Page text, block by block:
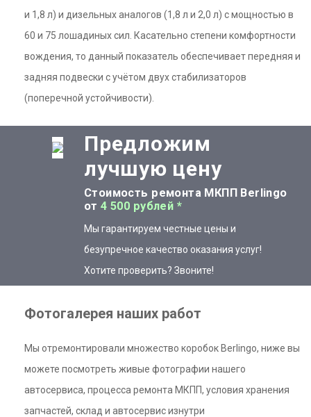
и 1,8 л) и дизельных аналогов (1,8 л и 2,0 л) с мощностью в
60 и 75 лошадиных сил. Касательно степени комфортности
вождения, то данный показатель обеспечивает передняя и
задняя подвески с учётом двух стабилизаторов
(поперечной устойчивости).
Предложим
лучшую цену
Стоимость ремонта МКПП Berlingo
от4 500 рублей *
Мы гарантируем честные цены и
безупречное качество оказания услуг!
Хотите проверить? Звоните!
Фотогалерея наших работ
Мы отремонтировали множество коробок Berlingo, ниже вы
можете посмотреть живые фотографии нашего
автосервиса, процесса ремонта МКПП, условия хранения
запчастей, склад и автосервис изнутри